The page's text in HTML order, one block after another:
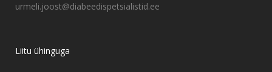
urmeli.joost@diabeedispetsialistid.ee
Liitu ühinguga